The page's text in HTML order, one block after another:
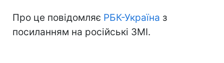
Про це повідомляє РБК-Україна з
посиланням на російські ЗМІ.